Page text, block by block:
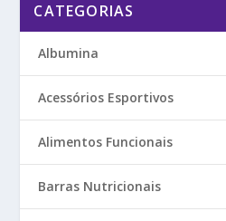
CATEGORIAS
Albumina
Acessórios Esportivos
Alimentos Funcionais
Barras Nutricionais